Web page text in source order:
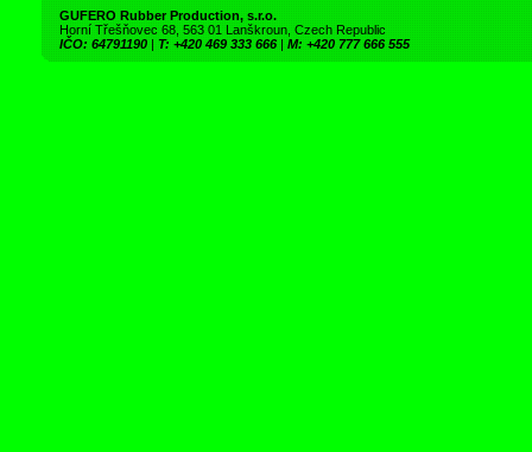
GUFERO Rubber Production, s.r.o.
Horní Třešňovec 68, 563 01 Lanškroun, Czech Republic
IČO: 64791190 | T: +420 469 333 666 | M: +420 777 666 555